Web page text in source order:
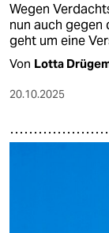
Wegen
nun auch gegen
geht um eine
Von Lotta
20.10.2025